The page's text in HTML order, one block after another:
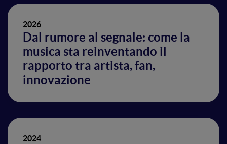
2026
Dal rumore al segnale: come la
musica sta reinventando il
rapporto tra artista, fan,
innovazione
2024